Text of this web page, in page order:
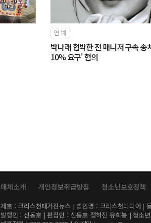
연예
박나래 협박한 전 매니저 구속
10% 요구' 혐의
매체소개 개인정보취급방침 청소년보호정책
제호 : 크리스천매거진뉴스 | 법인명 : 크리스천미디어 |
발행인 : 신동호 | 편집인 : 신동호 정하진 유희봉 | 청소